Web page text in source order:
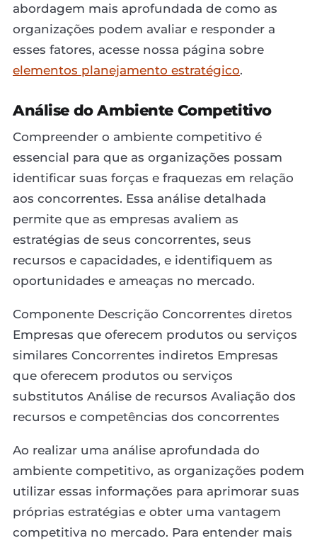
abordagem mais aprofundada de como as
organizações podem avaliar e responder a
esses fatores, acesse nossa página sobre
elementos planejamento estratégico.
Análise do Ambiente Competitivo
Compreender o ambiente competitivo é
essencial para que as organizações possam
identificar suas forças e fraquezas em relação
aos concorrentes. Essa análise detalhada
permite que as empresas avaliem as
estratégias de seus concorrentes, seus
recursos e capacidades, e identifiquem as
oportunidades e ameaças no mercado.
Componente Descrição Concorrentes diretos
Empresas que oferecem produtos ou serviços
similares Concorrentes indiretos Empresas
que oferecem produtos ou serviços
substitutos Análise de recursos Avaliação dos
recursos e competências dos concorrentes
Ao realizar uma análise aprofundada do
ambiente competitivo, as organizações podem
utilizar essas informações para aprimorar suas
próprias estratégias e obter uma vantagem
competitiva no mercado. Para entender mais